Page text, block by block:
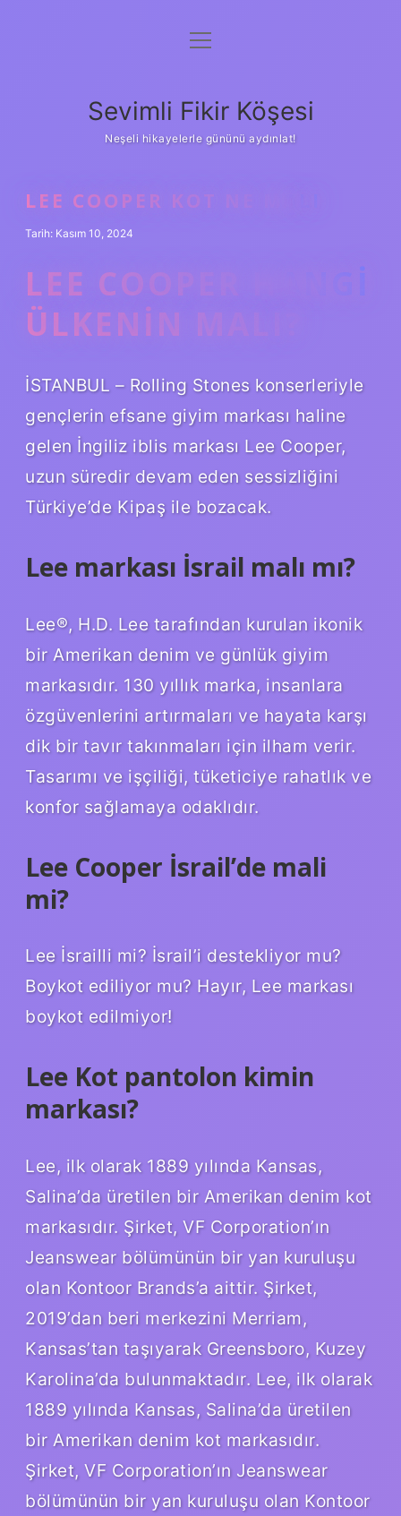
Anasayfa
Yasal Uyarı
menüyü
Sevimli Fikir Köşesi
Neşeli hikayelerle gününü aydınlat!
LEE COOPER KOT NE MALI
Tarih: Kasım 10, 2024
LEE COOPER HANGI
ÜLKENIN MALI?
İSTANBUL – Rolling Stones konserleriyle
gençlerin efsane giyim markası haline
gelen İngiliz iblis markası Lee Cooper,
uzun süredir devam eden sessizliğini
Türkiye’de Kipaş ile bozacak.
Lee markası İsrail malı mı?
Lee®, H.D. Lee tarafından kurulan ikonik
bir Amerikan denim ve günlük giyim
markasıdır. 130 yıllık marka, insanlara
özgüvenlerini artırmaları ve hayata karşı
dik bir tavır takınmaları için ilham verir.
Tasarımı ve işçiliği, tüketiciye rahatlık ve
konfor sağlamaya odaklıdır.
Lee Cooper İsrail’de mali
mi?
Lee İsrailli mi? İsrail’i destekliyor mu?
Boykot ediliyor mu? Hayır, Lee markası
boykot edilmiyor!
Lee Kot pantolon kimin
markası?
Lee, ilk olarak 1889 yılında Kansas,
Salina’da üretilen bir Amerikan denim kot
markasıdır. Şirket, VF Corporation’ın
Jeanswear bölümünün bir yan kuruluşu
olan Kontoor Brands’a aittir. Şirket,
2019’dan beri merkezini Merriam,
Kansas’tan taşıyarak Greensboro, Kuzey
Karolina’da bulunmaktadır. Lee, ilk olarak
1889 yılında Kansas, Salina’da üretilen
bir Amerikan denim kot markasıdır.
Şirket, VF Corporation’ın Jeanswear
bölümünün bir yan kuruluşu olan Kontoor